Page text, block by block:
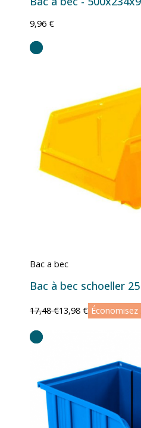
9,96 €
Bac a bec
Bac à bec schoeller
17,48 €13,98 € Économisez